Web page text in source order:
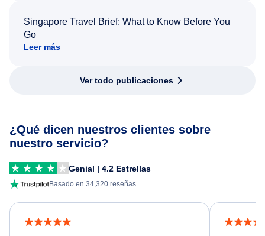
Singapore Travel Brief: What to Know Before You
Go
Leer más
Ver todo publicaciones
¿Qué dicen nuestros clientes sobre
nuestro servicio?
Genial | 4.2 Estrellas
Basado en 34,320 reseñas